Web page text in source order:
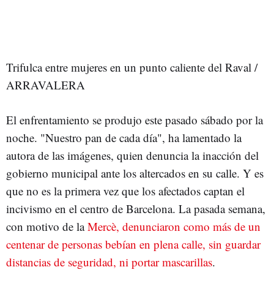
Trifulca entre mujeres en un punto caliente del Raval /
ARRAVALERA
El enfrentamiento se produjo este pasado sábado por la
noche. "Nuestro pan de cada día", ha lamentado la
autora de las imágenes, quien denuncia la inacción del
gobierno municipal ante los altercados en su calle. Y es
que no es la primera vez que los afectados captan el
incivismo en el centro de Barcelona. La pasada semana,
con motivo de laMercè, denunciaron como más de un
centenar de personas bebían en plena calle, sin guardar
distancias de seguridad, ni portar mascarillas.